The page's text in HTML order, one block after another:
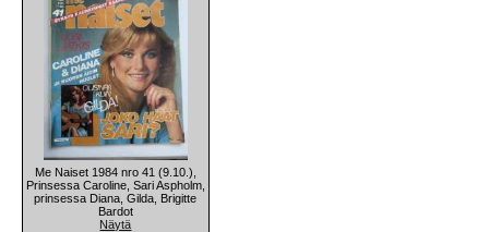
Me Naiset 1984 nro 41 (9.10.),
Prinsessa Caroline, Sari Aspholm,
prinsessa Diana, Gilda, Brigitte
Bardot
Näytä